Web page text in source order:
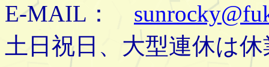
E-MAIL：
土日祝日、大型連休は